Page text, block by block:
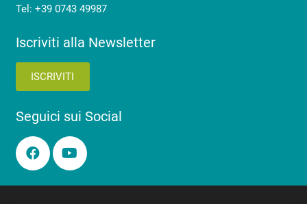
Tel: +39 0743 49987
Iscriviti alla Newsletter
ISCRIVITI
Seguici sui Social